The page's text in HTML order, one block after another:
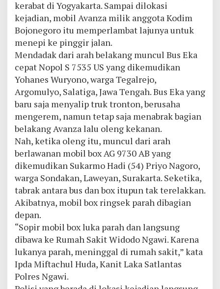
kerabat di Yogyakarta. Sampai dilokasi
kejadian, mobil Avanza milik anggota Kodim
Bojonegoro itu memperlambat lajunya untuk
menepi ke pinggir jalan.
Mendadak dari arah belakang muncul Bus Eka
cepat Nopol S 7535 US yang dikemudikan
Yohanes Wuryono, warga Tegalrejo,
Argomulyo, Salatiga, Jawa Tengah. Bus Eka yang
baru saja menyalip truk tronton, berusaha
mengerem, namun tetap saja menabrak bagian
belakang Avanza lalu oleng kekanan.
Nah, ketika oleng itu, muncul dari arah
berlawanan mobil box AG 9730 AB yang
dikemudikan Sukarmo Hadi (54) Priyo Nagoro,
warga Sondakan, Laweyan, Surakarta. Seketika,
tabrak antara bus dan box itupun tak terelakkan.
Akibatnya, mobil box ringsek parah dibagian
depan.
“Sopir mobil box luka parah dan langsung
dibawa ke Rumah Sakit Widodo Ngawi. Karena
lukanya parah, meninggal di rumah sakit,” kata
Ipda Miftachul Huda, Kanit Laka Satlantas
Polres Ngawi.